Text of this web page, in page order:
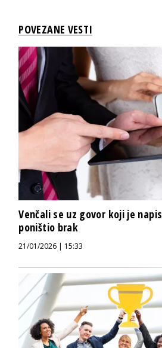
POVEZANE VESTI
Venčali se uz govor koji je
poništio brak
21/01/2026 | 15:33